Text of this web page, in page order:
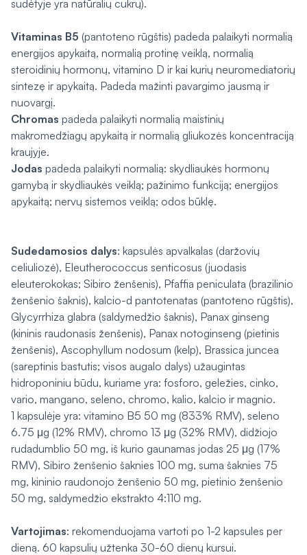
sudėtyje yra natūralių cukrų).
Vitaminas B5 (pantoteno rūgštis) padeda palaikyti normalią
energijos apykaitą, normalią protinę veiklą, normalią
steroidinių hormonų, vitamino D ir kai kurių neuromediatorių
sintezę ir apykaitą. Padeda mažinti pavargimo jausmą ir
nuovargį.
Chromas padeda palaikyti normalią maistinių
makromedžiagų apykaitą ir normalią gliukozės koncentraciją
kraujyje.
Jodas padeda palaikyti normalią: skydliaukės hormonų
gamybą ir skydliaukės veiklą; pažinimo funkciją; energijos
apykaitą; nervų sistemos veiklą; odos būklę.
Sudedamosios dalys: kapsulės apvalkalas (daržovių
celiuliozė), Eleutherococcus senticosus (juodasis
eleuterokokas; Sibiro ženšenis), Pfaffia peniculata (brazilinio
ženšenio šaknis), kalcio-d pantotenatas (pantoteno rūgštis),
Glycyrrhiza glabra (saldymedžio šaknis), Panax ginseng
(kininis raudonasis ženšenis), Panax notoginseng (pietinis
ženšenis), Ascophyllum nodosum (kelp), Brassica juncea
(sareptinis bastutis; visos augalo dalys) užaugintas
hidroponiniu būdu, kuriame yra: fosforo, geležies, cinko,
vario, mangano, seleno, chromo, kalio, kalcio ir magnio.
1 kapsulėje yra: vitamino B5 50 mg (833% RMV), seleno
6.75 μg (12% RMV), chromo 13 μg (32% RMV), didžiojo
rudadumblio 50 mg, iš kurio gaunamas jodas 25 μg (17%
RMV), Sibiro ženšenio šaknies 100 mg, suma šaknies 75
mg, kininio raudonojo ženšenio 50 mg, pietinio ženšenio
50 mg, saldymedžio ekstrakto 4:110 mg.
Vartojimas: rekomenduojama vartoti po 1-2 kapsules per
dieną. 60 kapsulių užtenka 30-60 dienų kursui.